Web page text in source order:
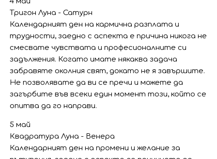
Тригон Луна - Сатурн
Календарният ден на кармична разплата и
трудности, заедно с аспекта е причина никога не
смесвате чувствата и професионалните си
задължения. Когато имате някаква задача
забравяте околния свят, докато не я завършите.
Не позволявате да ви се пречи и можете да
загърбите във всеки един момент този, който се
опитва да го направи.
5 май
Квадратура Луна - Венера
Календарният ден на промени и желание за